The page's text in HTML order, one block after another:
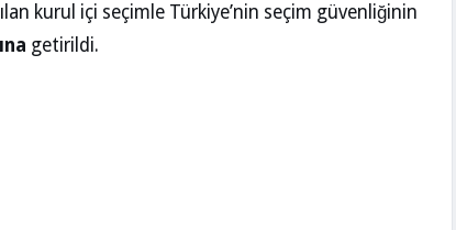
kurul içi seçimle Türkiye’nin seçim güvenliğinin
getirildi.